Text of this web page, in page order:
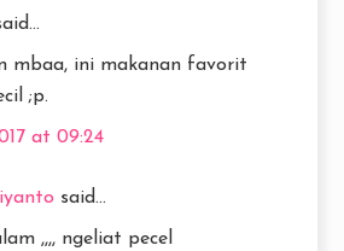
mbaa, ini makanan favorit
;p.
at 09:24
said...
,,,, ngeliat pecel